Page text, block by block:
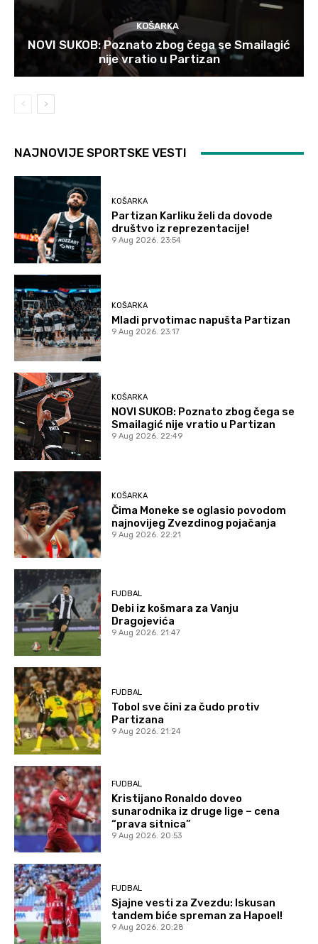
KOŠARKA
NOVI SUKOB: Poznato zbog čega se Smailagić
nije vratio u Partizan
NAJNOVIJE SPORTSKE VESTI
KOŠARKA
Partizan Karliku želi da dovode
društvo iz reprezentacije!
9 Aug 2026. 23:54
KOŠARKA
Mladi prvotimac napušta Partizan
9 Aug 2026. 23:17
KOŠARKA
NOVI SUKOB: Poznato zbog čega se
Smailagić nije vratio u Partizan
9 Aug 2026. 22:49
KOŠARKA
Čima Moneke se oglasio povodom
najnovijeg Zvezdinog pojačanja
9 Aug 2026. 22:21
FUDBAL
Debi iz košmara za Vanju
Dragojevića
9 Aug 2026. 21:47
FUDBAL
Tobol sve čini za čudo protiv
Partizana
9 Aug 2026. 21:24
FUDBAL
Kristijano Ronaldo doveo
sunarodnika iz druge lige – cena
“prava sitnica”
9 Aug 2026. 20:53
FUDBAL
Sjajne vesti za Zvezdu: Iskusan
tandem biće spreman za Hapoel!
9 Aug 2026. 20:28